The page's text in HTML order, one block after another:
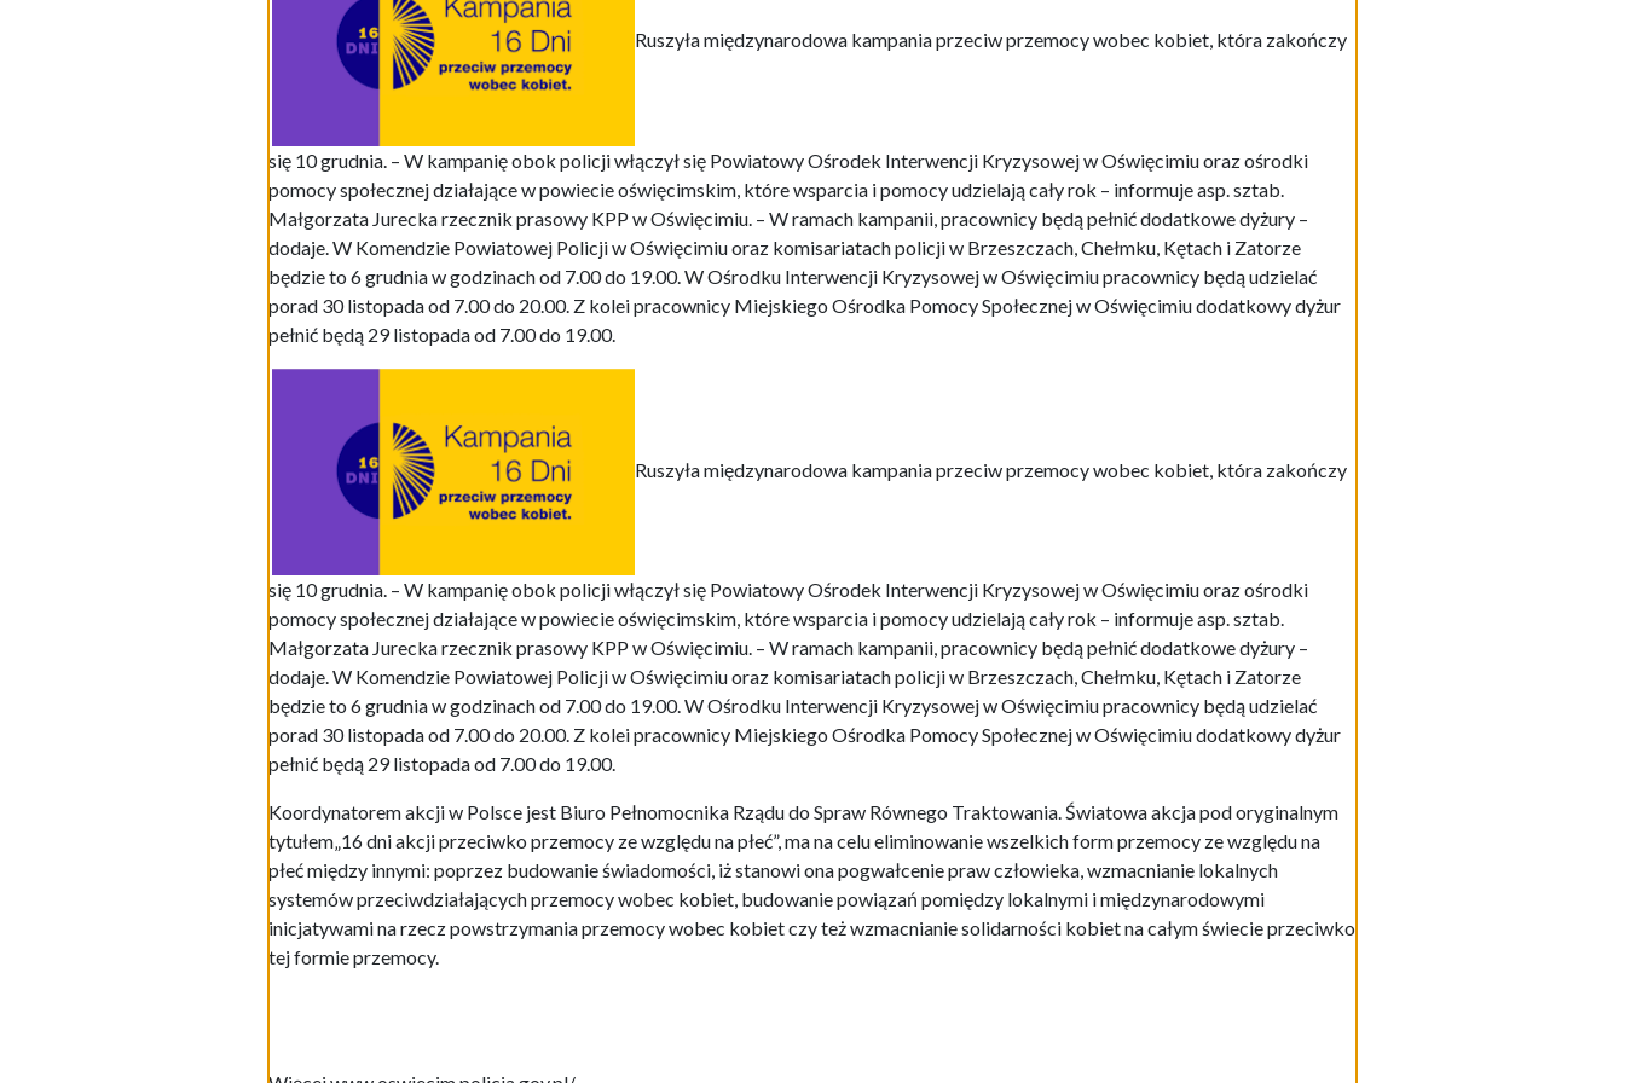
Ruszyła międzynarodowa kampania przeciw przemocy wobec kobiet, która zakończy
się 10 grudnia. – W kampanię obok policji włączył się Powiatowy Ośrodek Interwencji Kryzysowej w Oświęcimiu oraz ośrodki
pomocy społecznej działające w powiecie oświęcimskim, które wsparcia i pomocy udzielają cały rok – informuje asp. sztab.
Małgorzata Jurecka rzecznik prasowy KPP w Oświęcimiu. – W ramach kampanii, pracownicy będą pełnić dodatkowe dyżury –
dodaje. W Komendzie Powiatowej Policji w Oświęcimiu oraz komisariatach policji w Brzeszczach, Chełmku, Kętach i Zatorze
będzie to 6 grudnia w godzinach od 7.00 do 19.00. W Ośrodku Interwencji Kryzysowej w Oświęcimiu pracownicy będą udzielać
porad 30 listopada od 7.00 do 20.00. Z kolei pracownicy Miejskiego Ośrodka Pomocy Społecznej w Oświęcimiu dodatkowy dyżur
pełnić będą 29 listopada od 7.00 do 19.00.
Ruszyła międzynarodowa kampania przeciw przemocy wobec kobiet, która zakończy
się 10 grudnia. – W kampanię obok policji włączył się Powiatowy Ośrodek Interwencji Kryzysowej w Oświęcimiu oraz ośrodki
pomocy społecznej działające w powiecie oświęcimskim, które wsparcia i pomocy udzielają cały rok – informuje asp. sztab.
Małgorzata Jurecka rzecznik prasowy KPP w Oświęcimiu. – W ramach kampanii, pracownicy będą pełnić dodatkowe dyżury –
dodaje. W Komendzie Powiatowej Policji w Oświęcimiu oraz komisariatach policji w Brzeszczach, Chełmku, Kętach i Zatorze
będzie to 6 grudnia w godzinach od 7.00 do 19.00. W Ośrodku Interwencji Kryzysowej w Oświęcimiu pracownicy będą udzielać
porad 30 listopada od 7.00 do 20.00. Z kolei pracownicy Miejskiego Ośrodka Pomocy Społecznej w Oświęcimiu dodatkowy dyżur
pełnić będą 29 listopada od 7.00 do 19.00.
Koordynatorem akcji w Polsce jest Biuro Pełnomocnika Rządu do Spraw Równego Traktowania. Światowa akcja pod oryginalnym
tytułem„16 dni akcji przeciwko przemocy ze względu na płeć”, ma na celu eliminowanie wszelkich form przemocy ze względu na
płeć między innymi: poprzez budowanie świadomości, iż stanowi ona pogwałcenie praw człowieka, wzmacnianie lokalnych
systemów przeciwdziałających przemocy wobec kobiet, budowanie powiązań pomiędzy lokalnymi i międzynarodowymi
inicjatywami na rzecz powstrzymania przemocy wobec kobiet czy też wzmacnianie solidarności kobiet na całym świecie przeciwko
tej formie przemocy.